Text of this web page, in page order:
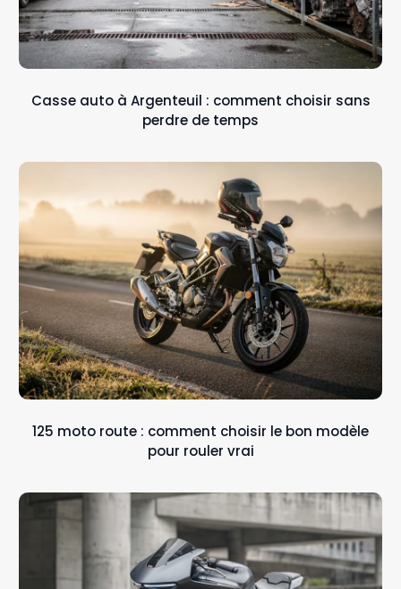
Casse auto à Argenteuil : comment choisir sans
perdre de temps
125 moto route : comment choisir le bon modèle
pour rouler vrai